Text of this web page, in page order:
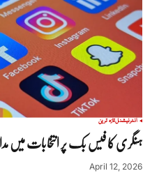
انٹرنیشنلتازہ ترین
ہنگری کا فیس بک پر انتخابات میں
April 12, 2026